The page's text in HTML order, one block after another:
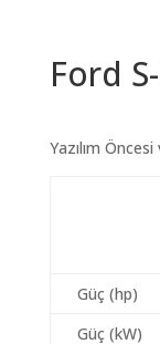
Ford
Yazılım
Güç (hp)
Güç (kW)